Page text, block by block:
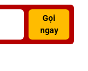
Gọi
ngay